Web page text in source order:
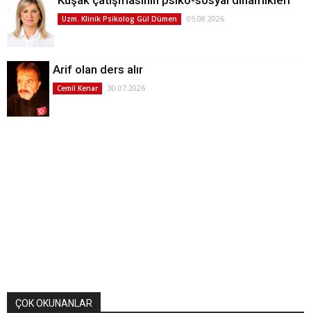
Uzm. Klinik Psikolog Gül Dümen 05.08.2026
Arif olan ders alır
Cemil Kenar 30.07.2026
ÇOK OKUNANLAR